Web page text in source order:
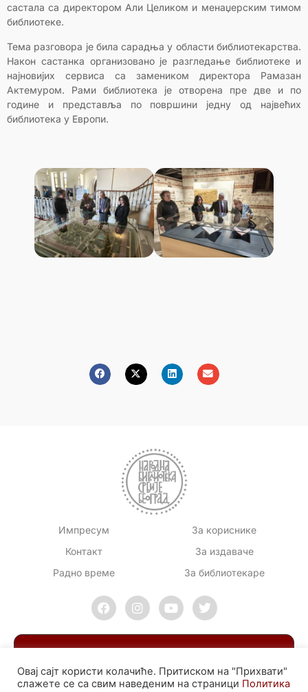
састала са директором Али Целиком и менаџерским тимом
библиотеке.
Тема разговора је била сарадња у области библиотекарства.
Након састанка организовано је разгледање библиотеке и
најновијих сервиса са замеником директора Рамазан
Актемуром. Рами библиотека је отворена пре две и по
године и представља по површини једну од највећих
библиотека у Европи.
Импресум
Контакт
Радно време
За кориснике
За издаваче
За библиотекаре
Овај сајт користи колачиће. Притиском на "Прихвати"
слажете се са свим наведеним на страници Политика